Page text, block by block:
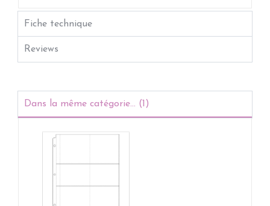
Fiche technique
Reviews
Dans la même catégorie... (1)